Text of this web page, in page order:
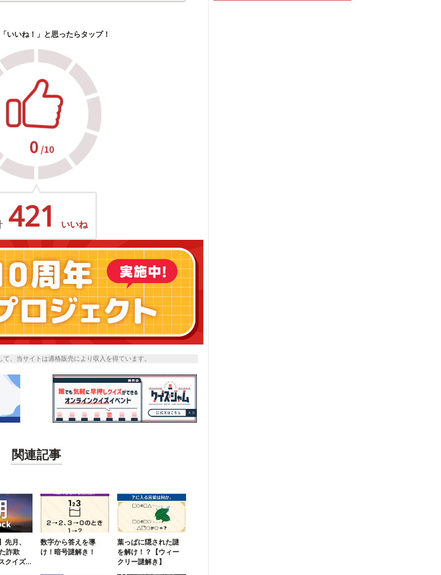
いいね！」と思ったらタップ！
421 いいね
、当サイトは適格販売により収入を得ています。
関連記事
先月、
詐欺
クイズ3
数字から答えを導
け！暗号謎解き！
葉っぱに隠された謎
を解け！？【ウィー
クリー謎解き】